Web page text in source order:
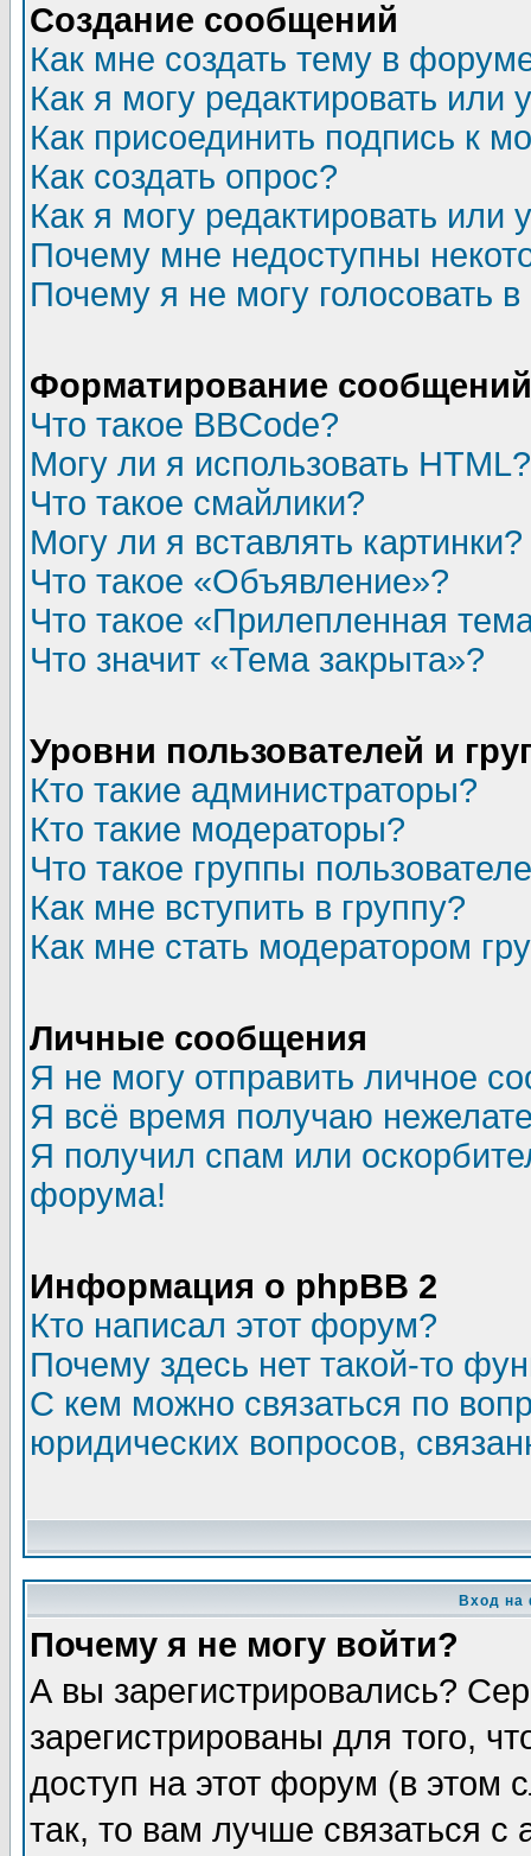
Создание сообщений
Как мне создать тему в
Как я могу редактировать или
Как присоединить подпись к
Как создать опрос?
Как я могу редактировать или
Почему мне недоступны
Почему я не могу голосовать
Форматирование
Что такое BBCode?
Могу ли я использовать HTML?
Что такое смайлики?
Могу ли я вставлять картинки?
Что такое «Объявление»?
Что такое «Прилепленная
Что значит «Тема закрыта»?
Уровни пользователей и
Кто такие администраторы?
Кто такие модераторы?
Что такое группы
Как мне вступить в группу?
Как мне стать модератором
Личные сообщения
Я не могу отправить личное
Я всё время получаю
Я получил спам или
форума!
Информация о phpBB 2
Кто написал этот форум?
Почему здесь нет такой-то
С кем можно связаться по
юридических вопросов,
Вход на
Почему я не могу войти?
А вы зарегистрировались?
зарегистрированы для того,
доступ на этот форум (в этом
так, то вам лучше связаться